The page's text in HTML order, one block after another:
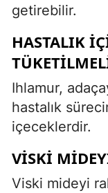
getirebilir.
HASTALIK
Ihlamur,
hastalık
içeceklerdir.
VISKI
Viski mideyi